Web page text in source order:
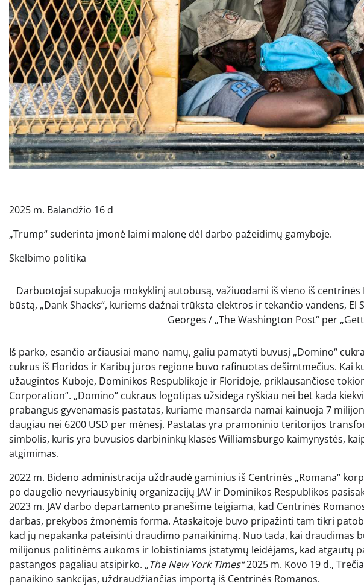
2025 m. Balandžio 16 d
„Trump“ suderinta įmonė laimi malonę dėl darbo pažeidimų gamyboje.
Skelbimo politika
Darbuotojai supakuoja mokyklinį autobusą, važiuodami iš vieno iš
būstą, „Dank Shacks“, kuriems dažnai trūksta elektros ir tekančio vandens,
Georges / „The Washington Post“ per
Iš parko, esančio arčiausiai mano namų, galiu pamatyti buvusį „Domino“ cukraus gamyklą Brukline, kur cukranendrių
cukrus iš Floridos ir Karibų jūros regione buvo rafinuotas dešimtmečius. Kai
užaugintos Kuboje, Dominikos Respublikoje ir Floridoje, priklausančiose
Corporation“. „Domino“ cukraus logotipas užsidega ryškiau nei bet kada
prabangus gyvenamasis pastatas, kuriame mansarda namai kainuoja 7
daugiau nei 6200 USD per mėnesį. Pastatas yra pramoninio teritorijos
simbolis, kuris yra buvusios darbininkų klasės Williamsburgo kaimynystės,
atgimimas.
2022 m. Bideno administracija uždraudė gaminius iš Centrinės „Romana“
po daugelio nevyriausybinių organizacijų JAV ir Dominikos Respublikos
2023 m. JAV darbo departamento pranešime teigiama, kad Centrinės
darbas, prekybos žmonėmis forma. Ataskaitoje buvo pripažinti tam tikri
kad jų nepakanka pateisinti draudimo panaikinimą. Nuo tada, kai draudimas
milijonus politinėms aukoms ir lobistiniams įstatymų leidėjams, kad atgautų
pastangos pagaliau atsipirko. „The New York Times“2025 m. Kovo 19 d.,
panaikino sankcijas, uždraudžiančias importą iš Centrinės Romanos.